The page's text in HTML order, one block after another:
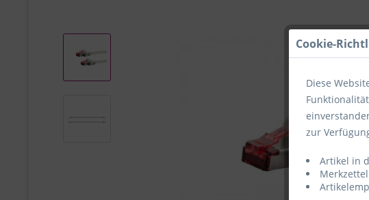
Cookie-
Diese
zur
Artikel in
Merkzettel